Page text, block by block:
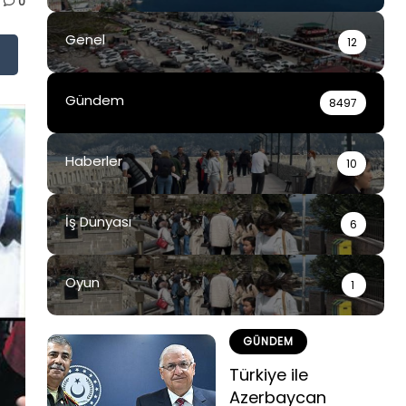
Genel 12
Gündem 8497
Haberler 10
İş Dünyası 6
Oyun 1
GÜNDEM
Türkiye ile
Azerbaycan